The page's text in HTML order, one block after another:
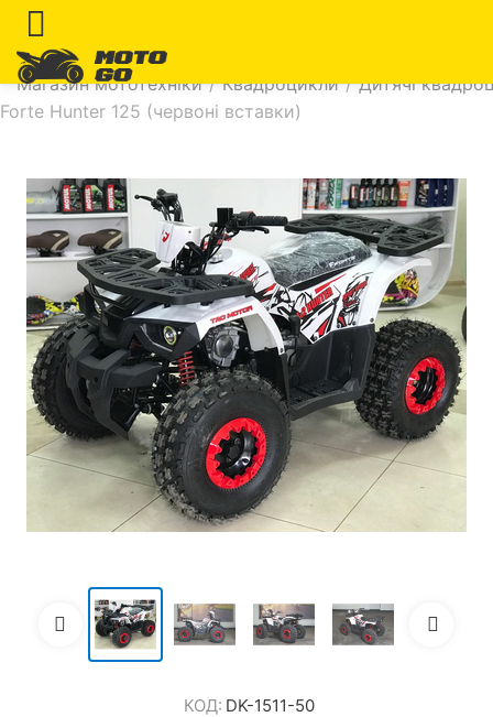
Магазин мототехніки / Квадроцикли / Дитячі
Forte Hunter 125 (червоні вставки)
КОД: DK-1511-50